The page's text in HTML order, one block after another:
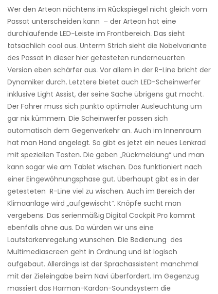
Wer den Arteon nächtens im Rückspiegel nicht gleich vom
Passat unterscheiden kann – der Arteon hat eine
durchlaufende LED-Leiste im Frontbereich. Das sieht
tatsächlich cool aus. Unterm Strich sieht die Nobelvariante
des Passat in dieser hier getesteten runderneuerten
Version eben schärfer aus. Vor allem in der R-Line bricht der
Dynamiker durch. Letztere bietet auch LED-Scheinwerfer
inklusive Light Assist, der seine Sache übrigens gut macht.
Der Fahrer muss sich punkto optimaler Ausleuchtung um
gar nix kümmern. Die Scheinwerfer passen sich
automatisch dem Gegenverkehr an. Auch im Innenraum
hat man Hand angelegt. So gibt es jetzt ein neues Lenkrad
mit speziellen Tasten. Die geben „Rückmeldung“ und man
kann sogar wie am Tablet wischen. Das funktioniert nach
einer Eingewöhnungsphase gut. Überhaupt gibt es in der
getesteten R-Line viel zu wischen. Auch im Bereich der
Klimaanlage wird „aufgewischt“. Knöpfe sucht man
vergebens. Das ­serienmäßig Digital Cockpit Pro kommt
ebenfalls ohne aus. Da würden wir uns eine
Lautstärkenregelung wünschen. Die Bedienung des
Multimediascreen geht in Ordnung und ist logisch
aufgebaut. Allerdings ist der Sprachassistent manchmal
mit der Zielein­gabe beim Navi überfordert. Im Gegenzug
massiert das Harman-Kardon-Soundsystem die